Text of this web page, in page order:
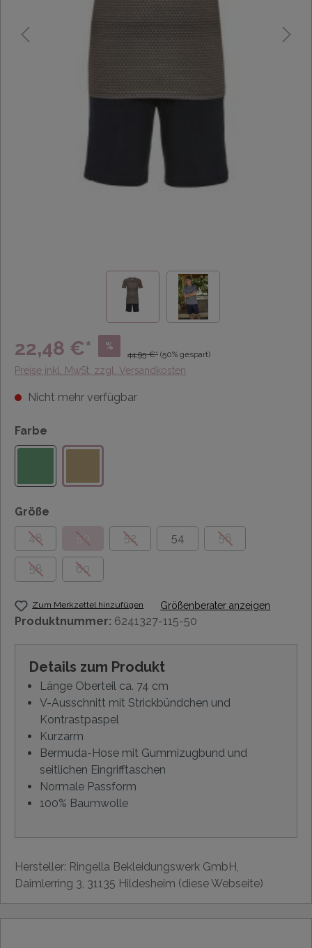
22,48 €* %
44,95 €* (50% gespart)
Preise inkl. MwSt. zzgl. Versandkosten
Nicht mehr verfügbar
Farbe
Größe
48
50 52 54 56
58 60
Zum Merkzettel hinzufügen Größenberater anzeigen
Produktnummer: 6241327-115-50
Details zum Produkt
Länge Oberteil ca. 74 cm
V-Ausschnitt mit Strickbündchen und
Kontrastpaspel
Kurzarm
Bermuda-Hose mit Gummizugbund und
seitlichen Eingrifftaschen
Normale Passform
100% Baumwolle
Hersteller: Ringella Bekleidungswerk GmbH,
Daimlerring 3, 31135 Hildesheim (diese Webseite)